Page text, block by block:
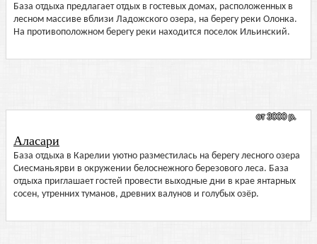
База отдыха предлагает отдых в гостевых домах, расположенных в
лесном массиве вблизи Ладожского озера, на берегу реки Олонка.
На противоположном берегу реки находится поселок Ильинский.
от 3000 р.
Аласари
База отдыха в Карелии уютно разместилась на берегу лесного озера
Сиесманьярви в окружении белоснежного березового леса. База
отдыха приглашает гостей провести выходные дни в крае янтарных
сосен, утренних туманов, древних валунов и голубых озёр.